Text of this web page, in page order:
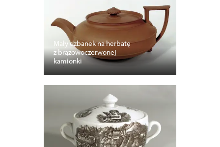
Mały dzbanek na herbatę
z brązowoczerwonej
kamionki